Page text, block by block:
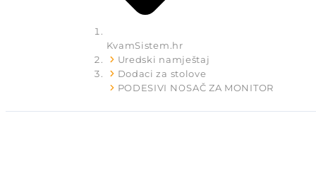
KvamSistem.hr
Uredski namještaj
Dodaci za stolove
PODESIVI NOSAČ ZA MONITOR